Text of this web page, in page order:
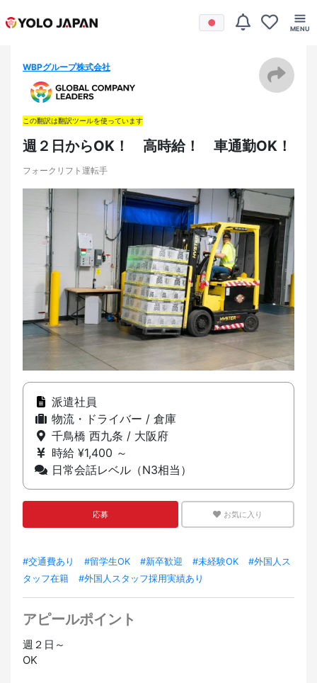
WBPグループ株式会社
この翻訳は翻訳ツールを使っています
週２日からOK！ 高時給！ 車通勤OK！
フォークリフト運転手
派遣社員
物流・ドライバー / 倉庫
千鳥橋 西九条 / 大阪府
時給 ¥1,400 ～
日常会話レベル（N3相当）
応募 お気に入り
#交通費あり #留学生OK #新卒歓迎 #未経験OK
#外国人ス
タッフ在籍
#外国人スタッフ採用実績あり
アピールポイント
週２日～
OK